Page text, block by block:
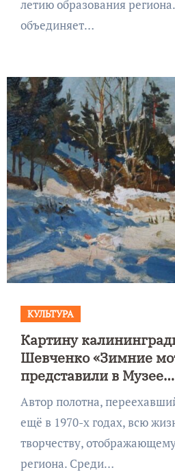
летию образования
объединяет…
КУЛЬТУРА
Картину
Шевченко «Зимние
представили в Музее
изобразительных
Автор полотна, переехавший в Калининград
ещё в 1970-х годах, всю
творчеству,
региона. Среди…